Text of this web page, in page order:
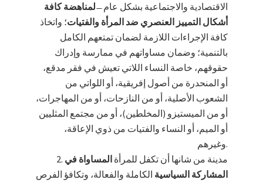
الاقتصادية والاجتماعية بشكل عام ̶لمناهضة كافة
أشكال التمييز العنصري ضد المرأة والفتيات؛ واتخاذ
كافة الإجراءات اللازمة لضمان تمتعهم الكامل
بالتنمية؛ وضمان مساواتهم في ممارسة وإدراك
حقوقهم، خاصة النساء اللاتي تعيش في فقر مدقع،
أو المنحدرة من أصول إفريقية، أو اللواتي من
الشعوب الأصلية، أو من النازحات، أو من المهاجرات،
أو من الميستيزو (المخلطين)، أو من مجتمع المثليين
أو الميم، أو النساء والفتيات من ذوي الإعاقة،
وغيرهم.
مدينة من شانها أن تكفل للمرأة المساواة في
المشاركة السياسية الكاملة والفعالة، وتكافؤ الفرص